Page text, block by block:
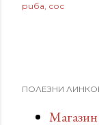
риба сос
ПОЛЕЗНИ